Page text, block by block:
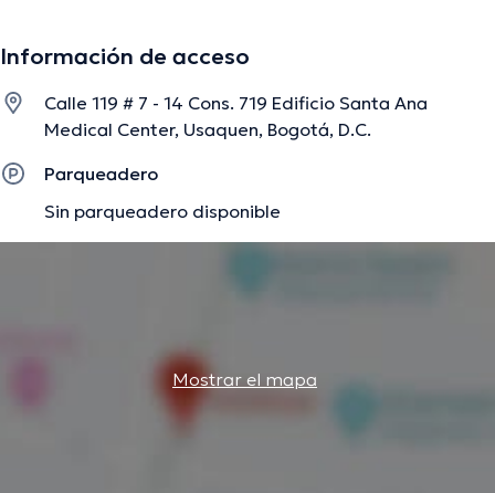
diversas asociaciones médicas. Camilo Hernando
conferencias con la intención de tener una formación
continua en su ámbito de especialización y ha difundido
importantes ediciones. Español es el idioma principal
usados por el especialista.
Información de acceso
Calle 119 # 7 - 14 Cons. 719 Edificio Santa Ana
Medical Center, Usaquen, Bogotá, D.C.
Parqueadero
Sin parqueadero disponible
Mostrar el mapa